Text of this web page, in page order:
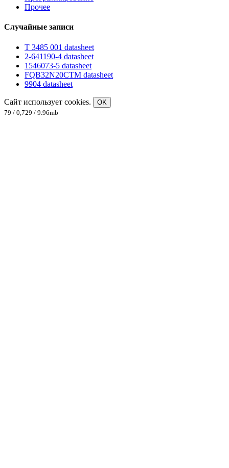
Прочее
Случайные записи
T 3485 001 datasheet
2-641190-4 datasheet
1546073-5 datasheet
FQB32N20CTM datasheet
9904 datasheet
Сайт использует cookies.
OK
79 / 0,729 / 9.96mb